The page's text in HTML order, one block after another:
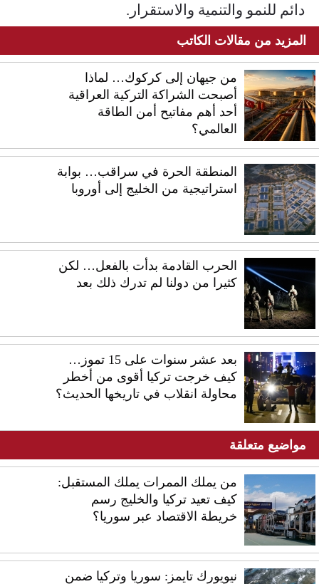
دائم للنمو والتنمية والاستقرار.
المزيد من مقالات الكاتب
من جيهان إلى كركوك… لماذا
أصبحت الشراكة التركية العراقية
أحد أهم مفاتيح أمن الطاقة
العالمي؟
المنطقة الحرة في سراقب… بوابة
استراتيجية من الخليج إلى أوروبا
الحرب القادمة بدأت بالفعل… لكن
كثيرا من دولنا لم تدرك ذلك بعد
بعد عشر سنوات على 15 تموز…
كيف خرجت تركيا أقوى من أخطر
محاولة انقلاب في تاريخها الحديث؟
مواضيع متعلقة
من يملك الممرات يملك المستقبل:
كيف تعيد تركيا والخليج رسم
خريطة الاقتصاد عبر سوريا؟
نيويورك تايمز: سوريا وتركيا ضمن